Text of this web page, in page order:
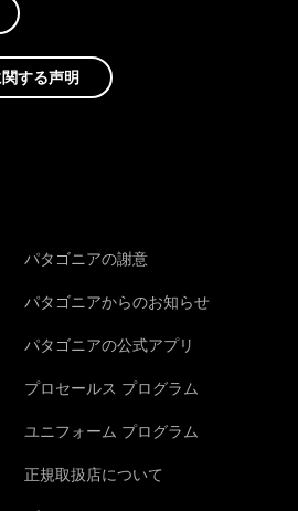
する声明
パタゴニアの謝意
パタゴニアからのお知らせ
パタゴニアの公式アプリ
プロセールス プログラム
ユニフォーム プログラム
正規取扱店について